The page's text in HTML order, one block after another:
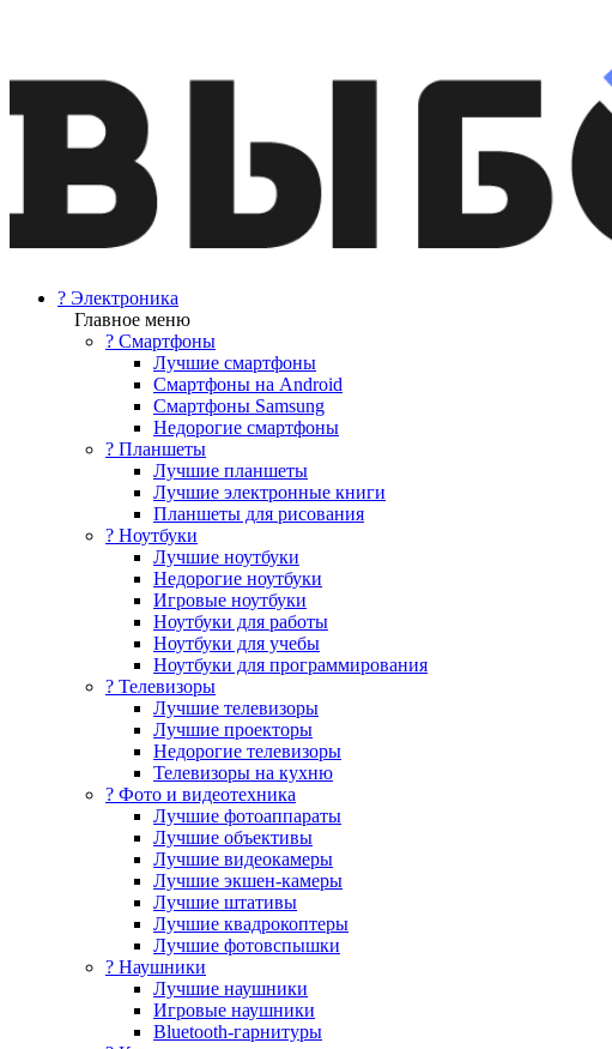
? Электроника
Главное меню
? Смартфоны
Лучшие смартфоны
Смартфоны на Android
Смартфоны Samsung
Недорогие смартфоны
? Планшеты
Лучшие планшеты
Лучшие электронные книги
Планшеты для рисования
? Ноутбуки
Лучшие ноутбуки
Недорогие ноутбуки
Игровые ноутбуки
Ноутбуки для работы
Ноутбуки для учебы
Ноутбуки для программирования
? Телевизоры
Лучшие телевизоры
Лучшие проекторы
Недорогие телевизоры
Телевизоры на кухню
? Фото и видеотехника
Лучшие фотоаппараты
Лучшие объективы
Лучшие видеокамеры
Лучшие экшен-камеры
Лучшие штативы
Лучшие квадрокоптеры
Лучшие фотовспышки
? Наушники
Лучшие наушники
Игровые наушники
Bluetooth-гарнитуры